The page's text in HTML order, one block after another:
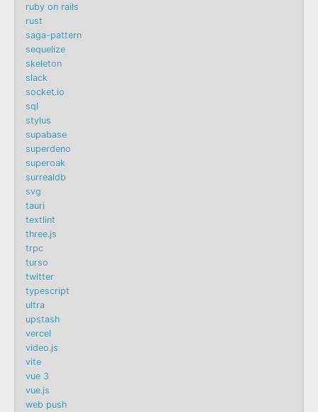
ruby on rails
rust
saga-pattern
sequelize
skeleton
slack
socket.io
sql
stylus
supabase
superdeno
superoak
surrealdb
svg
tauri
textlint
three.js
trpc
turso
twitter
typescript
ultra
upstash
vercel
video.js
vite
vue 3
vue.js
web push